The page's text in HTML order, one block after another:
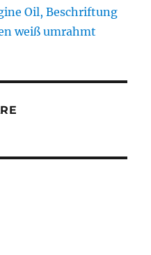
Oil, Beschriftung
weiß umrahmt